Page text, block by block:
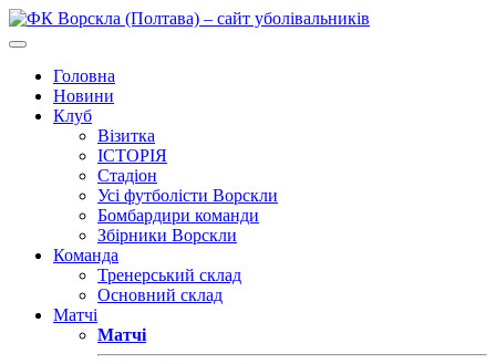
Головна
Новини
Клуб
Візитка
ІСТОРІЯ
Стадіон
Усі футболісти Ворскли
Бомбардири команди
Збірники Ворскли
Команда
Тренерський склад
Основний склад
Матчі
Матчі